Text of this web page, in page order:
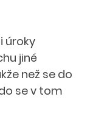
úroky
jiné
než se do
se v tom